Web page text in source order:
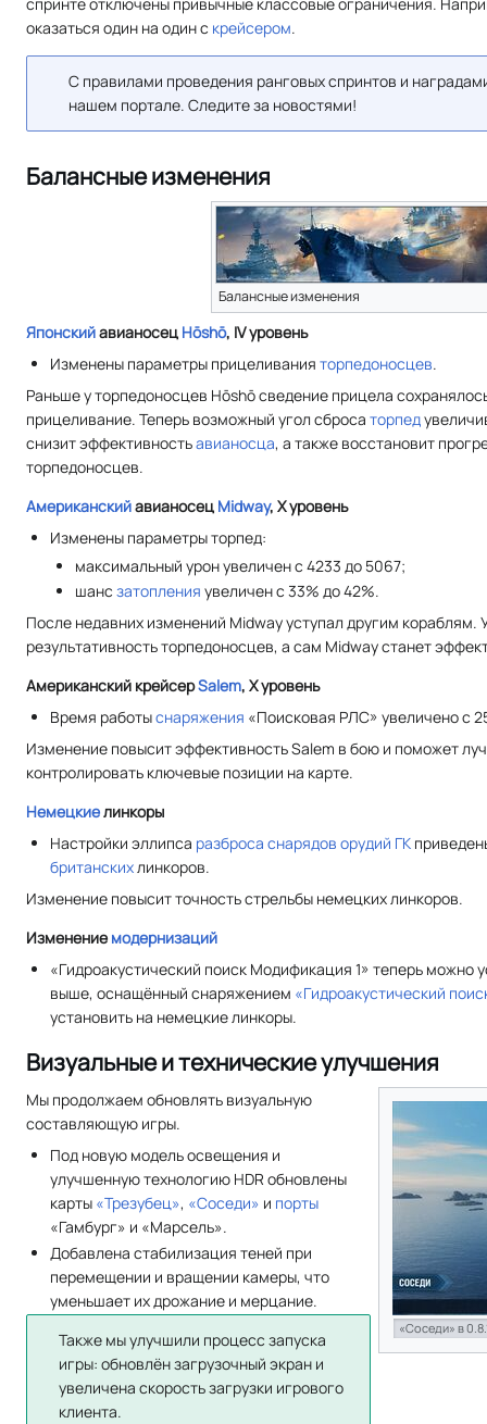
оказаться один на один с крейсером.
С правилами проведения ранговых спринтов и
нашем портале. Следите за новостями!
Балансные изменения
Балансные изменения
Японскийавианосец Hōshō, IV уровень
Изменены параметры прицеливанияторпедоносцев.
Раньше у торпедоносцев Hōshō сведение прицела
прицеливание. Теперь возможный угол сброса торпед
снизит эффективностьавианосца, а также восстановит
торпедоносцев.
Американскийавианосец Midway, X уровень
Изменены параметры торпед:
максимальный урон увеличен c 4233 до 5067;
шанс затопления увеличен с 33% до 42%.
После недавних изменений Midway уступал другим кораблям.
результативность торпедоносцев, а сам Midway станет
Американский крейсерSalem, X уровень
Время работыснаряжения «Поисковая РЛС» увеличено с
Изменение повысит эффективность Salem в бою и поможет
контролировать ключевые позиции на карте.
Немецкиелинкоры
Настройки эллипса разброса снарядов орудий ГК
британскихлинкоров.
Изменение повысит точность стрельбы немецких линкоров.
Изменениемодернизаций
«Гидроакустический поиск Модификация 1» теперь можно
выше, оснащённый снаряжением «Гидроакустический
установить на немецкие линкоры.
Визуальные и технические улучшения
«Соседи» в
Мы продолжаем обновлять визуальную
составляющую игры.
Под новую модель освещения и
улучшенную технологию HDR обновлены
карты «Трезубец», «Соседи» и порты
«Гамбург» и «Марсель».
Добавлена стабилизация теней при
перемещении и вращении камеры, что
уменьшает их дрожание и мерцание.
Также мы улучшили процесс запуска
игры: обновлён загрузочный экран и
увеличена скорость загрузки игрового
клиента.